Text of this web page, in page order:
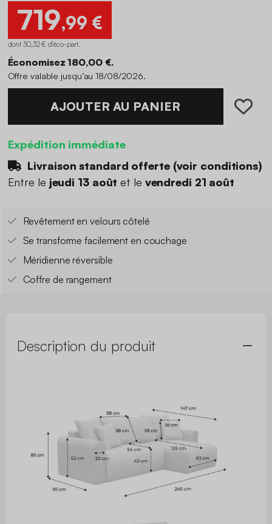
719,99 €
dont 30,32 € d'éco-part.
Économisez 180,00 €.
Offre valable jusqu’au 18/08/2026.
AJOUTER AU PANIER
Expédition immédiate
Livraison standard offerte (voir conditions)
Entre le jeudi 13 août et le vendredi 21 août
Revêtement en velours côtelé
Se transforme facilement en couchage
Méridienne réversible
Coffre de rangement
Description du produit